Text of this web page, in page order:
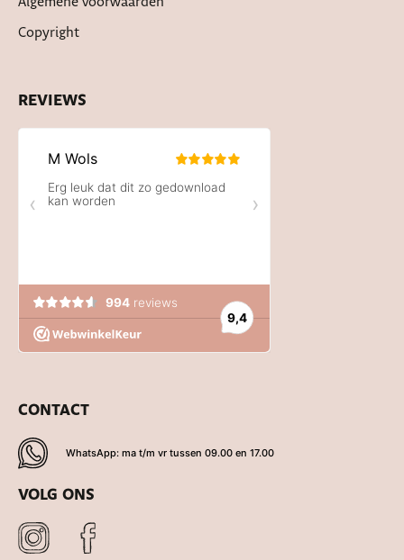
Copyright
REVIEWS
CONTACT
WhatsApp: ma t/m vr tussen 09.00 en 17.00
VOLG ONS